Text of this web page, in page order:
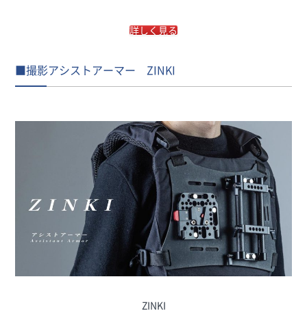
詳しく見る
■撮影アシストアーマー ZINKI
ZINKI